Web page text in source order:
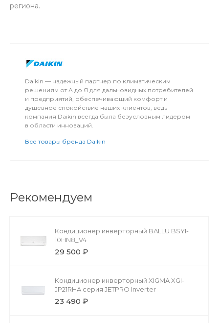
региона.
Daikin — надежный партнер по климатическим
решениям от А до Я для дальновидных потребителей
и предприятий, обеспечивающий комфорт и
душевное спокойствие наших клиентов, ведь
компания Daikin всегда была безусловным лидером
в области инноваций.
Все товары бренда Daikin
Рекомендуем
Кондиционер инверторный BALLU BSYI-
10HN8_V4
29 500 ₽
Кондиционер инверторный XIGMA XGI-
JP21RHA серия JETPRO Inverter
23 490 ₽